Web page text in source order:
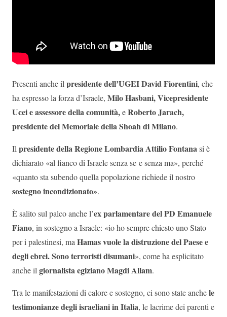
Presenti anche il presidente dell’UGEI David Fiorentini, che
ha espresso la forza d’Israele, Milo Hasbani, Vicepresidente
Ucei e assessore della comunità,eRoberto Jarach,
presidente del Memoriale della Shoah di Milano.
Il presidente della Regione Lombardia Attilio Fontanasi è
dichiarato «al fianco di Israele senza se e senza ma», perché
«quanto sta subendo quella popolazione richiede il nostro
sostegno incondizionato».
È salito sul palco anche l’ex parlamentare del PD Emanuele
Fiano, in sostegno a Israele: «io ho sempre chiesto uno Stato
per i palestinesi, ma Hamas vuole la distruzione del Paese e
degli ebrei. Sono terroristi disumani», come ha esplicitato
anche il giornalista egiziano Magdi Allam.
Tra le manifestazioni di calore e sostegno, ci sono state anchele
testimonianze degli israeliani in Italia, le lacrime dei parenti e